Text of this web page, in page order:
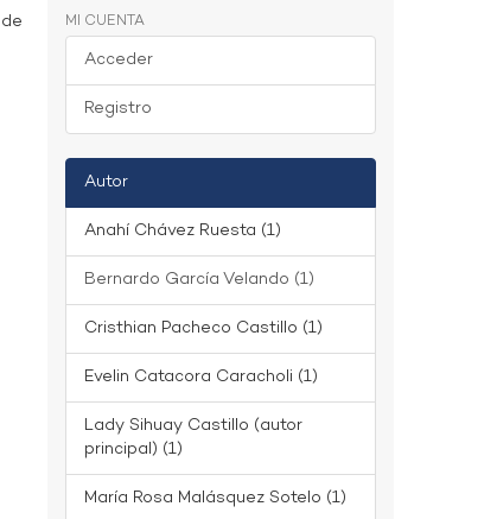
MI CUENTA
Acceder
Registro
Autor
Anahí Chávez Ruesta (1)
Bernardo García Velando (1)
Cristhian Pacheco Castillo (1)
Evelin Catacora Caracholi (1)
Lady Sihuay Castillo (autor
principal) (1)
María Rosa Malásquez Sotelo (1)